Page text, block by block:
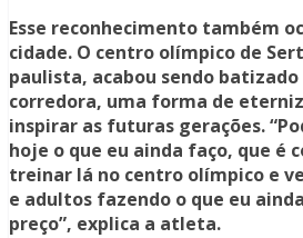
Esse reconhecimento também
cidade. O centro olímpico de
paulista, acabou sendo batizado
corredora, uma forma de
inspirar as futuras gerações.
hoje o que eu ainda faço, que é
treinar lá no centro olímpico e
e adultos fazendo o que eu
preço”, explica a atleta.